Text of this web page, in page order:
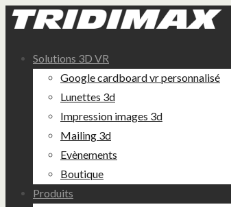
Solutions 3D VR
Google cardboard vr personnalisé
Lunettes 3d
Impression images 3d
Mailing 3d
Evènements
Boutique
Produits